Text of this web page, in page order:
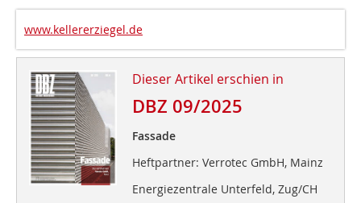
www.kellererziegel.de
Dieser Artikel erschien in
DBZ 09/2025
Fassade
Heftpartner: Verrotec GmbH, Mainz
Energiezentrale Unterfeld, Zug/CH